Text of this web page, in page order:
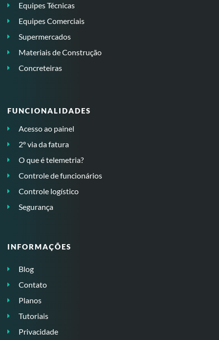
Equipes Técnicas
Equipes Comerciais
Supermercados
Materiais de Construção
Concreteiras
FUNCIONALIDADES
Acesso ao painel
2º via da fatura
O que é telemetria?
Controle de funcionários
Controle logístico
Segurança
INFORMAÇÕES
Blog
Contato
Planos
Tutoriais
Privacidade